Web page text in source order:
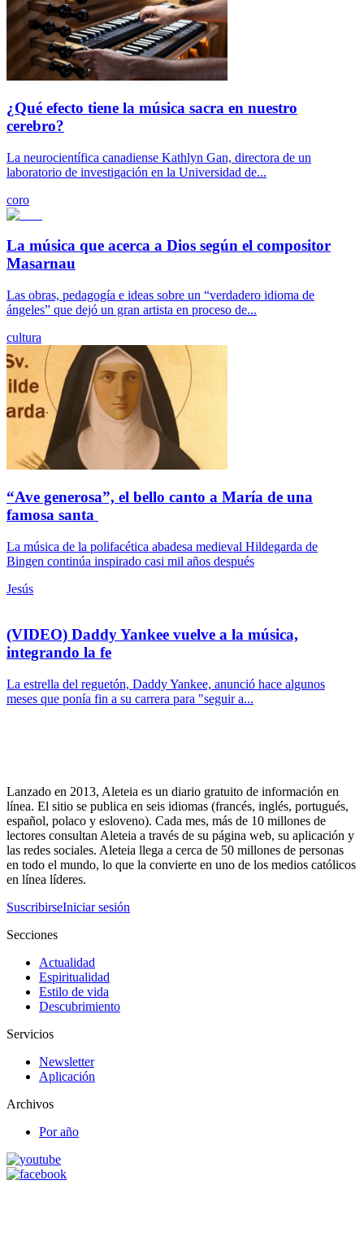
¿Qué efecto tiene la música sacra en nuestro
cerebro?
La neurocientífica canadiense Kathlyn Gan, directora de un
laboratorio de investigación en la Universidad de...
coro
La música que acerca a Dios según el compositor
Masarnau
Las obras, pedagogía e ideas sobre un “verdadero idioma de
ángeles” que dejó un gran artista en proceso de...
cultura
“Ave generosa”, el bello canto a María de una
famosa santa
La música de la polifacética abadesa medieval Hildegarda de
Bingen continúa inspirado casi mil años después
Jesús
(VIDEO) Daddy Yankee vuelve a la música,
integrando la fe
La estrella del reguetón, Daddy Yankee, anunció hace algunos
meses que ponía fin a su carrera para "seguir a...
Lanzado en 2013, Aleteia es un diario gratuito de información en
línea. El sitio se publica en seis idiomas (francés, inglés, portugués,
español, polaco y esloveno). Cada mes, más de 10 millones de
lectores consultan Aleteia a través de su página web, su aplicación y
las redes sociales. Aleteia llega a cerca de 50 millones de personas
en todo el mundo, lo que la convierte en uno de los medios católicos
en línea líderes.
SuscribirseIniciar sesión
Secciones
Actualidad
Espiritualidad
Estilo de vida
Descubrimiento
Servicios
Newsletter
Aplicación
Archivos
Por año